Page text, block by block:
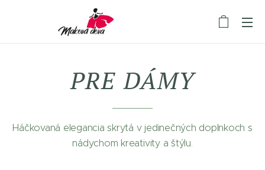
PRE DÁMY
Háčkovaná elegancia skrytá v jedinečných doplnkoch s
nádychom kreativity a štýlu.